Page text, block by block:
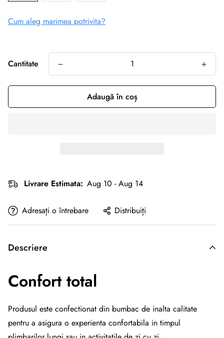
Cum aleg marimea potrivita?
Cantitate
Adaugă în coș
Livrare Estimata: Aug 10 - Aug 14
Adresați o întrebare Distribuiți
Descriere
Confort total
Produsul este confectionat din bumbac de inalta calitate
pentru a asigura o experienta confortabila in timpul